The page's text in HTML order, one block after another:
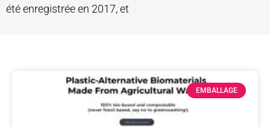
été enregistrée en 2017, et
EMBALLAGE